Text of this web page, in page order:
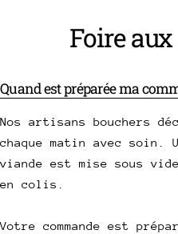
Foire
Quand est préparée ma
Nos artisans bouchers
chaque matin avec soin.
viande est mise sous
en colis.
Votre commande est